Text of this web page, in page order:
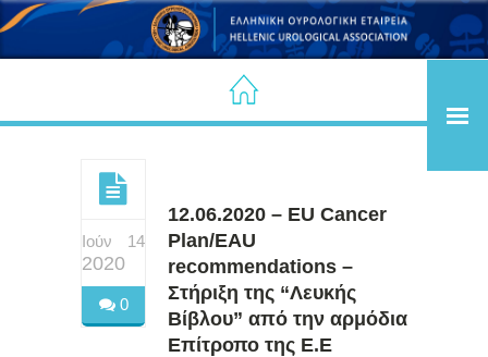
Ιούν 14
2020
0
12.06.2020 – EU Cancer
Plan/EAU
recommendations –
Στήριξη της “Λευκής
Βίβλου” από την αρμόδια
Επίτροπο της Ε.Ε